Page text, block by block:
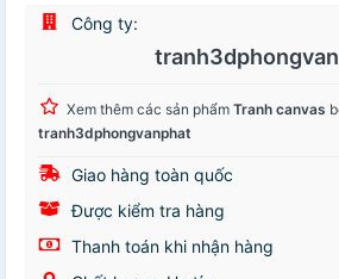
Công ty:
Xem thêm các sản phẩm Tranh canvas
tranh3dphongvanphat
Giao hàng toàn quốc
Được kiểm tra hàng
Thanh toán khi nhận hàng